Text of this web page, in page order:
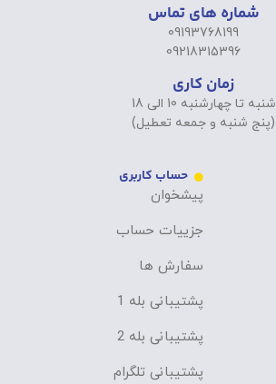
شماره های تماس
09193768199
09218315396
زمان کاری
شنبه تا چهارشنبه 10 الی 18
(پنج شنبه و جمعه تعطیل)
حساب کاربری
پیشخوان
جزییات حساب
سفارش ها
پشتیبانی بله 1
پشتیبانی بله 2
پشتیبانی تلگرام